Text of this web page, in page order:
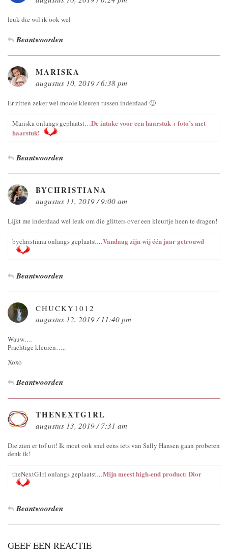
leuk die wil ik ook wel
Beantwoorden
MARISKA
augustus 10, 2019 / 6:38 pm
Er zitten zeker wel mooie kleuren tussen inderdaad 🙂
Mariska onlangs geplaatst…De intake voor een haarstuk + foto’s met
haarstuk!
Beantwoorden
BYCHRISTIANA
augustus 11, 2019 / 9:00 am
Lijkt me inderdaad wel leuk om die glitters over een kleurtje heen te dragen!
bychristiana onlangs geplaatst…Vandaag zijn wij één jaar getrouwd
Beantwoorden
CHUCKY1012
augustus 12, 2019 / 11:40 pm
Wauw….
Prachtige kleuren…..
Xoxo
Beantwoorden
THENEXTG1RL
augustus 13, 2019 / 7:31 am
Die zien er tof uit! Ik moet ook snel eens iets van Sally Hansen gaan proberen
denk ik!
theNextG1rl onlangs geplaatst…Mijn meest high-end product: Dior
Beantwoorden
GEEF EEN REACTIE